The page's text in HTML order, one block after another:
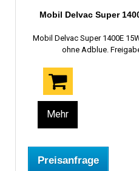
Mobil Delvac Super
Mobil Delvac Super 1400E
ohne Adblue.
Mehr
Preisanfrage